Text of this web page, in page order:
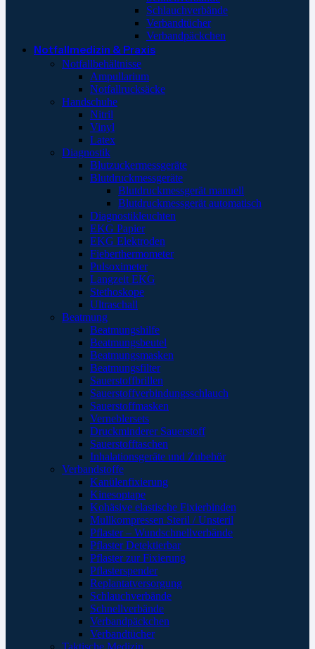
Schlauchverbände
Verbandtücher
Verbandpäckchen
Notfallmedizin & Praxis
Notfallbehältnisse
Ampullarium
Notfallrucksäcke
Handschuhe
Nitril
Vinyl
Latex
Diagnostik
Blutzuckermessgeräte
Blutdruckmessgeräte
Blutdruckmessgerät manuell
Blutdruckmessgerät automatisch
Diagnostikleuchten
EKG Papier
EKG Elektroden
Fieberthermometer
Pulsoximeter
Langzeit EKG
Stethoskope
Ultraschall
Beatmung
Beatmungshilfe
Beatmungsbeutel
Beatmungsmasken
Beatmungsfilter
Sauerstoffbrillen
Sauerstoffverbindungsschlauch
Sauerstoffmasken
Verneblersets
Druckminderer Sauerstoff
Sauerstofftaschen
Inhalationsgeräte und Zubehör
Verbandstoffe
Kanülenfixierung
Kinesoptape
Kohäsive elastische Fixierbinden
Mullkompressen Steril / Unsteril
Pflaster – Wundschnellverbände
Pflaster Detektierbar
Pflaster zur Fixierung
Pflasterspender
Replantatversorgung
Schlauchverbände
Schnellverbände
Verbandpäckchen
Verbandtücher
Taktische Medizin